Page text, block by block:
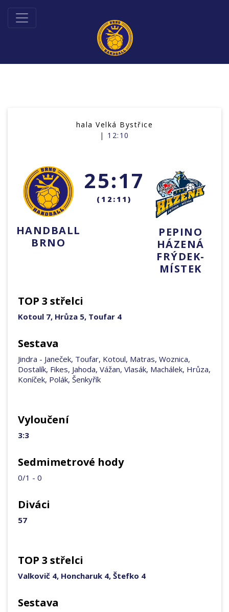
hala Velká Bystřice
| 12:10
HANDBALL
BRNO
25:17
(12:11)
PEPINO
HÁZENÁ
FRÝDEK-
MÍSTEK
TOP 3 střelci
Kotoul 7, Hrůza 5, Toufar 4
Sestava
Jindra - Janeček, Toufar, Kotoul, Matras, Woznica,
Dostalík, Fikes, Jahoda, Vážan, Vlasák, Machálek, Hrůza,
Koníček, Polák, Šenkyřík
Vyloučení
3:3
Sedmimetrové hody
0/1 - 0
Diváci
57
TOP 3 střelci
Valkovič 4, Honcharuk 4, Štefko 4
Sestava